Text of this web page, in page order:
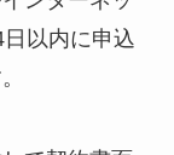
以内に申込